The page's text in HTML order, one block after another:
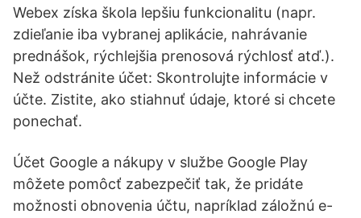
Webex získa škola lepšiu funkcionalitu (napr.
zdieľanie iba vybranej aplikácie, nahrávanie
prednášok, rýchlejšia prenosová rýchlosť atď.).
Než odstránite účet: Skontrolujte informácie v
účte. Zistite, ako stiahnuť údaje, ktoré si chcete
ponechať.
Účet Google a nákupy v službe Google Play
môžete pomôcť zabezpečiť tak, že pridáte
možnosti obnovenia účtu, napríklad záložnú e-